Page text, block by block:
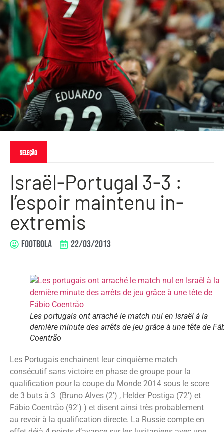
Seleção
Israël-Portugal 3-3 :
l’espoir maintenu in-
extremis
FOOTBOLA 22/03/2013
Les portugais ont arraché le match nul en Israël à la
dernière minute des arrêts de jeu grâce à une tête de
Coentrão
Les Portugais enchainent leur cinquième match
consécutif sans victoire en phase de groupe pour la
qualification pour la coupe du Monde 2014 sous le score
de 3 buts à 3 (Bruno Alves (2′) , Helder Postiga (72′) et
Fábio Coentrão (92′) ) et disent ainsi très probablement
au revoir à la qualification directe. La Russie compte en